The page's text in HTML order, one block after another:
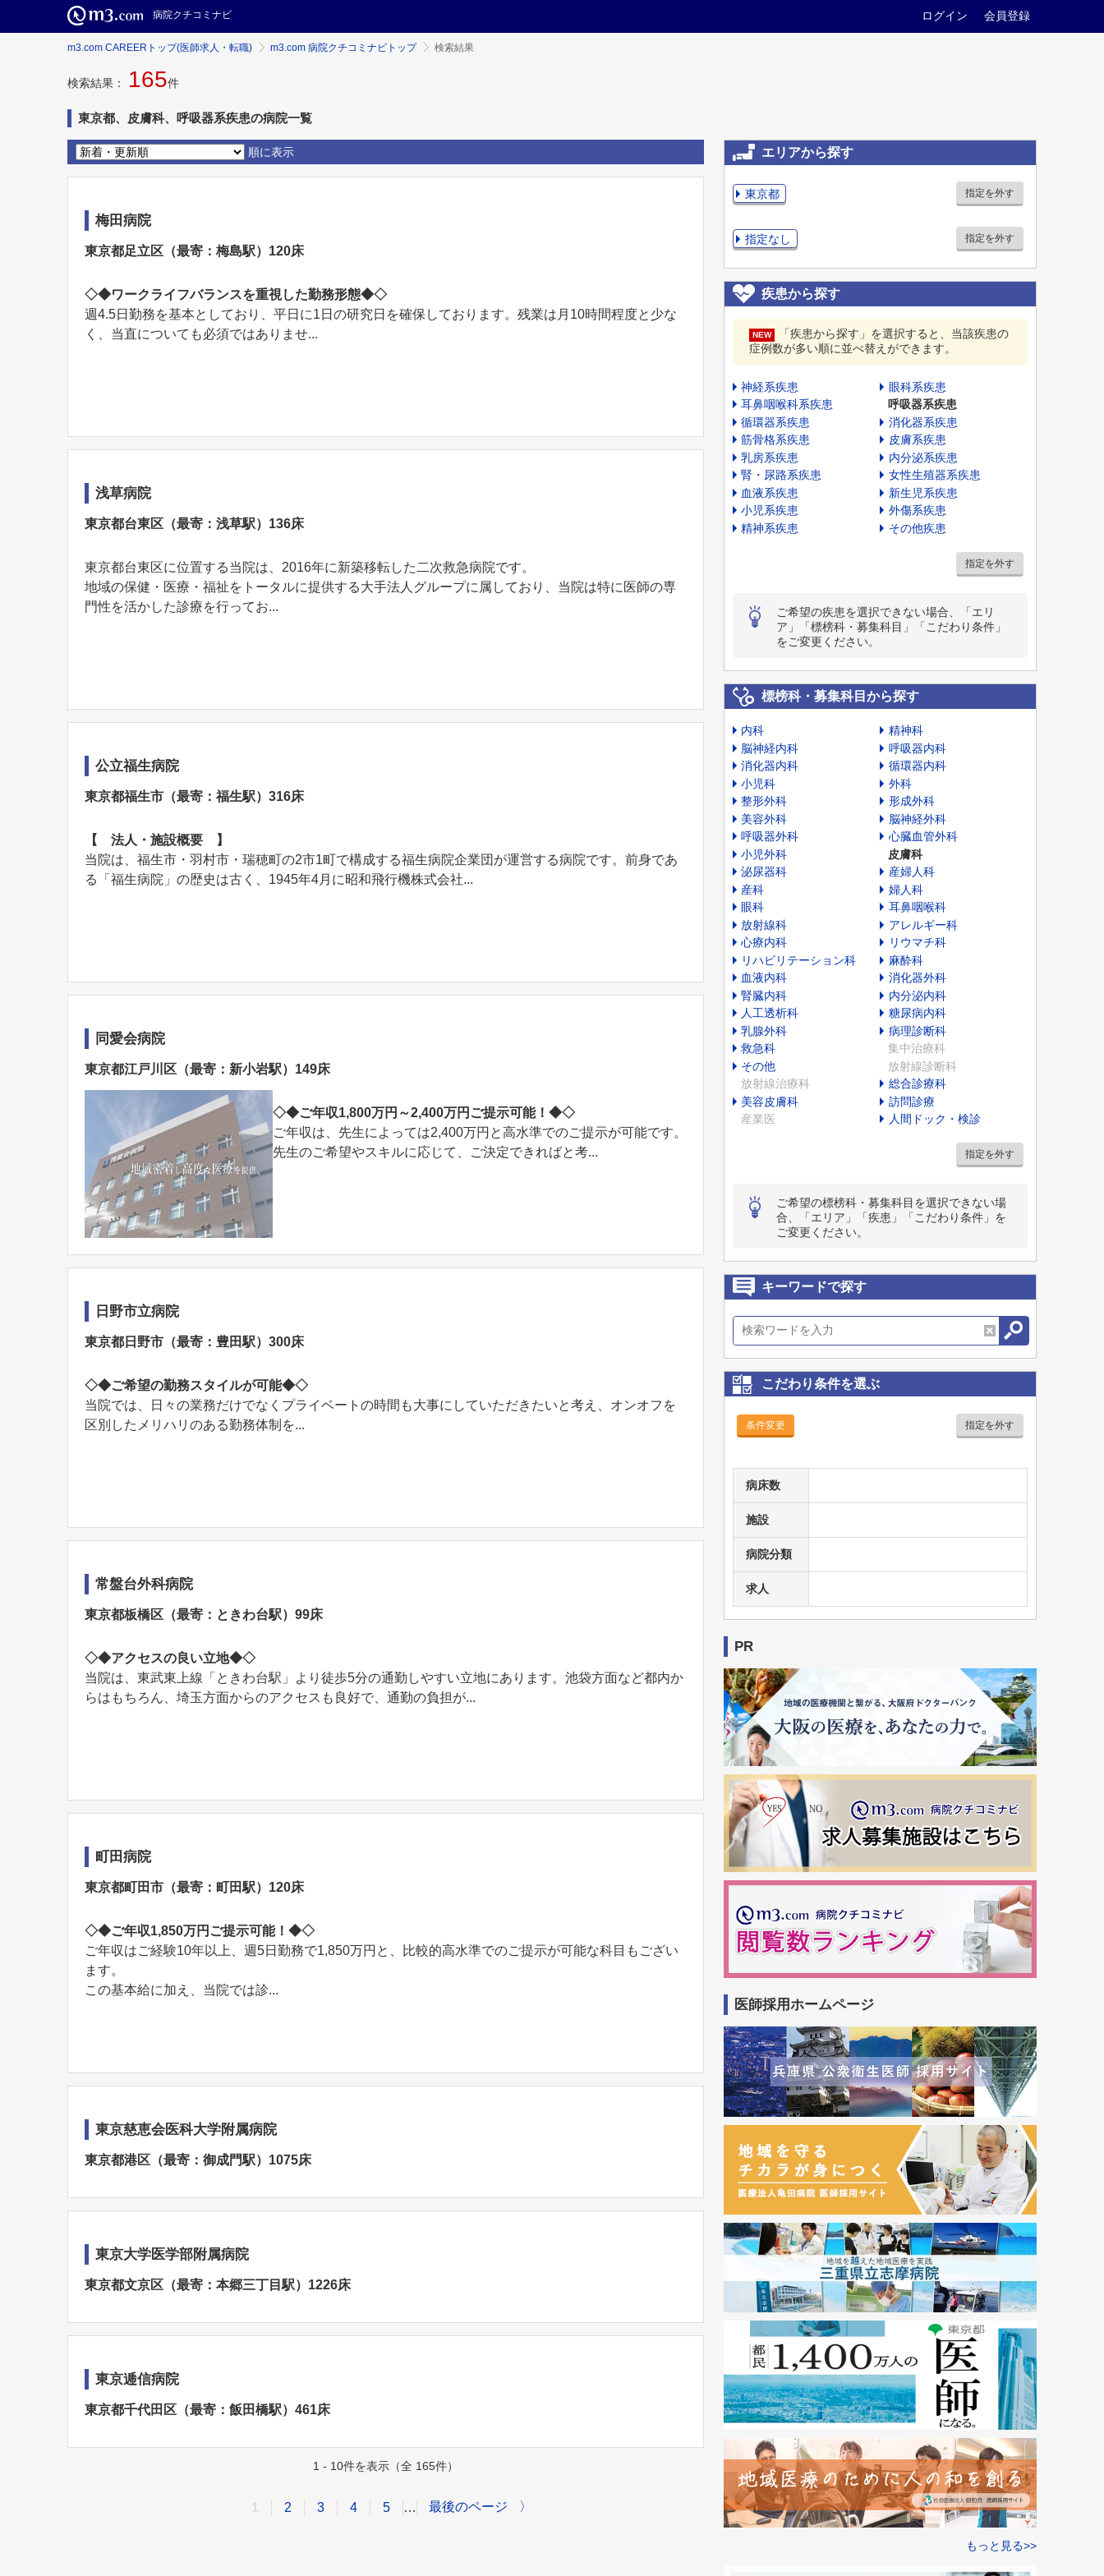
病院クチコミナビ ログイン 会員登録
m3.com CAREERトップ(医師求人・転職) m3.com 病院クチコミナビトップ 検索結果
検索結果： 165件
東京都、皮膚科、呼吸器系疾患の病院一覧
順に表示
梅田病院
東京都足立区（最寄：梅島駅）120床
◇◆ワークライフバランスを重視した勤務形態◆◇
週4.5日勤務を基本としており、平日に1日の研究日を確保しております。残業は月10時間程度と少な
く、当直についても必須ではありませ...
浅草病院
東京都台東区（最寄：浅草駅）136床
東京都台東区に位置する当院は、2016年に新築移転した二次救急病院です。
地域の保健・医療・福祉をトータルに提供する大手法人グループに属しており、当院は特に医師の専
門性を活かした診療を行ってお...
公立福生病院
東京都福生市（最寄：福生駅）316床
【 法人・施設概要 】
当院は、福生市・羽村市・瑞穂町の2市1町で構成する福生病院企業団が運営する病院です。前身であ
る「福生病院」の歴史は古く、1945年4月に昭和飛行機株式会社...
同愛会病院
東京都江戸川区（最寄：新小岩駅）149床
◇◆ご年収1,800万円～2,400万円ご提示可能！◆◇
ご年収は、先生によっては2,400万円と高水準でのご提示が可能です。
先生のご希望やスキルに応じて、ご決定できればと考...
日野市立病院
東京都日野市（最寄：豊田駅）300床
◇◆ご希望の勤務スタイルが可能◆◇
当院では、日々の業務だけでなくプライベートの時間も⼤事にしていただきたいと考え、オンオフを
区別したメリハリのある勤務体制を...
常盤台外科病院
東京都板橋区（最寄：ときわ台駅）99床
◇◆アクセスの良い立地◆◇
当院は、東武東上線「ときわ台駅」より徒歩5分の通勤しやすい立地にあります。池袋方面など都内か
らはもちろん、埼玉方面からのアクセスも良好で、通勤の負担が...
町田病院
東京都町田市（最寄：町田駅）120床
◇◆ご年収1,850万円ご提示可能！◆◇
ご年収はご経験10年以上、週5日勤務で1,850万円と、比較的高水準でのご提示が可能な科目もござい
ます。
この基本給に加え、当院では診...
東京慈恵会医科大学附属病院
東京都港区（最寄：御成門駅）1075床
東京大学医学部附属病院
東京都文京区（最寄：本郷三丁目駅）1226床
東京逓信病院
東京都千代田区（最寄：飯田橋駅）461床
1 - 10件を表示（全 165件）
2 3 4 5 … 最後のページ 〉
エリアから探す
東京都 指定を外す
指定なし 指定を外す
疾患から探す
NEW
「疾患から探す」を選択すると、当該疾患の
症例数が多い順に並べ替えができます。
神経系疾患
眼科系疾患
耳鼻咽喉科系疾患
呼吸器系疾患
循環器系疾患
消化器系疾患
筋骨格系疾患
皮膚系疾患
乳房系疾患
内分泌系疾患
腎・尿路系疾患
女性生殖器系疾患
血液系疾患
新生児系疾患
小児系疾患
外傷系疾患
精神系疾患
その他疾患
指定を外す
ご希望の疾患を選択できない場合、「エリ
ア」「標榜科・募集科目」「こだわり条件」
をご変更ください。
標榜科・募集科目から探す
内科
精神科
脳神経内科
呼吸器内科
消化器内科
循環器内科
小児科
外科
整形外科
形成外科
美容外科
脳神経外科
呼吸器外科
心臓血管外科
小児外科
皮膚科
泌尿器科
産婦人科
産科
婦人科
眼科
耳鼻咽喉科
放射線科
アレルギー科
心療内科
リウマチ科
リハビリテーション科
麻酔科
血液内科
消化器外科
腎臓内科
内分泌内科
人工透析科
糖尿病内科
乳腺外科
病理診断科
救急科
集中治療科
その他
放射線診断科
放射線治療科
総合診療科
美容皮膚科
訪問診療
産業医
人間ドック・検診
指定を外す
ご希望の標榜科・募集科目を選択できない場
合、「エリア」「疾患」「こだわり条件」を
ご変更ください。
キーワードで探す
こだわり条件を選ぶ
条件変更 指定を外す
病床数
施設
病院分類
求人
PR
医師採用ホームページ
もっと見る>>